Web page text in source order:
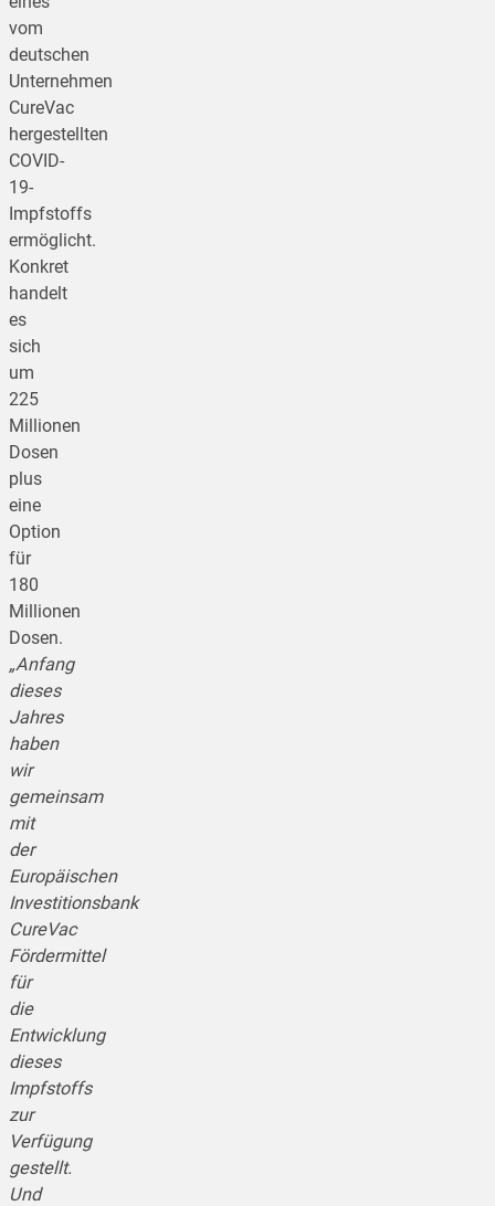
vom
deutschen
Unternehmen
CureVac
hergestellten
COVID-
19-
Impfstoffs
ermöglicht.
Konkret
handelt
es
sich
um
225
Millionen
Dosen
plus
eine
Option
für
180
Millionen
Dosen.
„Anfang
dieses
Jahres
haben
wir
gemeinsam
mit
der
Europäischen
Investitionsbank
CureVac
Fördermittel
für
die
Entwicklung
dieses
Impfstoffs
zur
Verfügung
gestellt.
Und